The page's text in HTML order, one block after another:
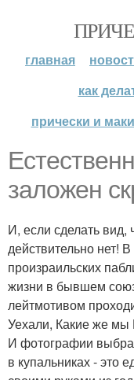
главная
как
прически и
заложен
И, если сделать вид,
действительно нет!
произраильских
жизни в бывшем
лейтмотивом
Уехали, Какие же
И фотографии
в купальниках - это